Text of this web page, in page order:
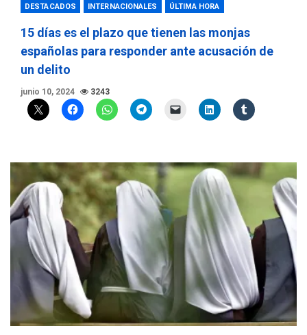
DESTACADOS INTERNACIONALES ÚLTIMA HORA
15 días es el plazo que tienen las monjas
españolas para responder ante acusación de
un delito
junio 10, 2024 3243